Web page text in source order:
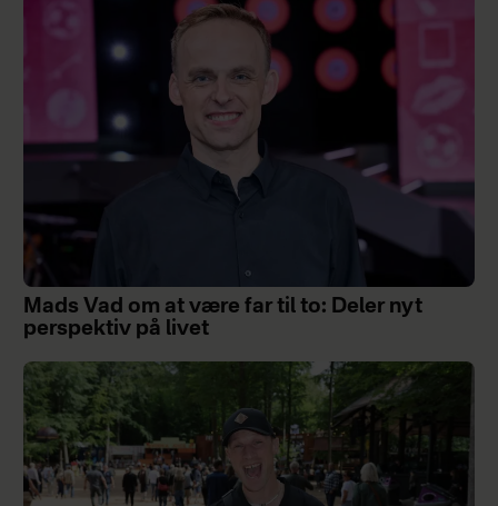
Mads Vad om at være far til to: Deler nyt
perspektiv på livet